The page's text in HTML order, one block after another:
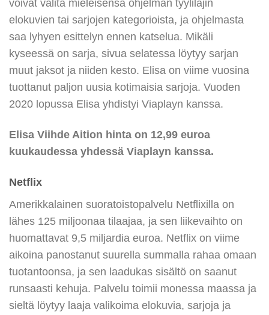
voivat valita mieleisensä ohjelman tyylilajin
elokuvien tai sarjojen kategorioista, ja ohjelmasta
saa lyhyen esittelyn ennen katselua. Mikäli
kyseessä on sarja, sivua selatessa löytyy sarjan
muut jaksot ja niiden kesto. Elisa on viime vuosina
tuottanut paljon uusia kotimaisia sarjoja. Vuoden
2020 lopussa Elisa yhdistyi Viaplayn kanssa.
Elisa Viihde Aition hinta on 12,99 euroa
kuukaudessa yhdessä Viaplayn kanssa.
Netflix
Amerikkalainen suoratoistopalvelu Netflixilla on
lähes 125 miljoonaa tilaajaa, ja sen liikevaihto on
huomattavat 9,5 miljardia euroa. Netflix on viime
aikoina panostanut suurella summalla rahaa omaan
tuotantoonsa, ja sen laadukas sisältö on saanut
runsaasti kehuja. Palvelu toimii monessa maassa ja
sieltä löytyy laaja valikoima elokuvia, sarjoja ja